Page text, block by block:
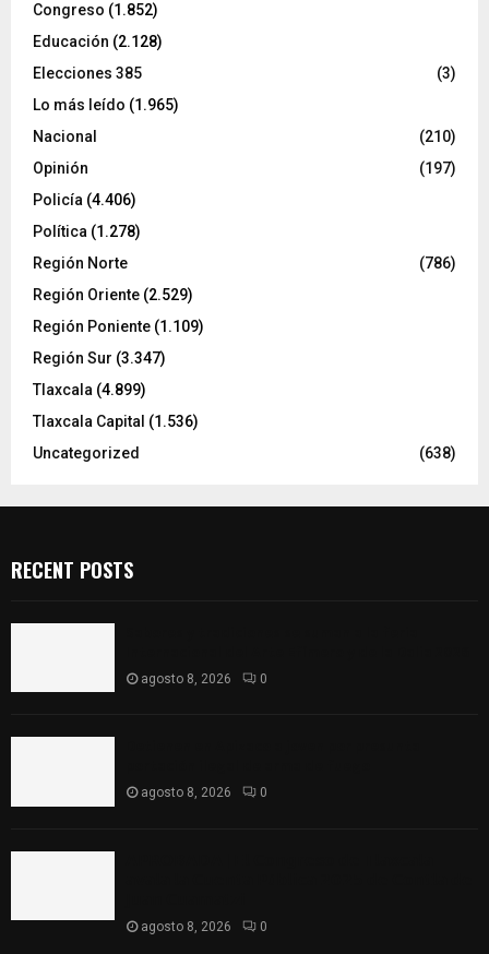
Congreso (1.852)
Educación (2.128)
Elecciones 385
(3)
Lo más leído (1.965)
Nacional
(210)
Opinión
(197)
Policía (4.406)
Política (1.278)
Región Norte
(786)
Región Oriente (2.529)
Región Poniente (1.109)
Región Sur (3.347)
Tlaxcala (4.899)
Tlaxcala Capital (1.536)
Uncategorized
(638)
RECENT POSTS
agosto 8, 2026 0
agosto 8, 2026 0
agosto 8, 2026 0